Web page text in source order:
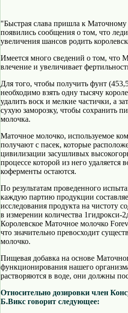
"Быстрая слава пришла к Маточному
появились сообщения о том, что
увеличения шансов родить
Имеется много сведений о том, что
влечение и увеличивает
Для того, чтобы получить фунт
необходимо взять одну тысячу
удалить воск и мелкие частички, а
сухую заморозку, чтобы сохранить
молочка.
Маточное молочко, используемое
получают с пасек, которые
цивилизации засушливых
процессе которой из него
коферменты остаются.
По результатам проведенного
каждую партию продукции
исследования продукта на чистоту
в измерении количества
Королевское Маточное молочко
что значительно превосходит
молочко.
Пищевая добавка на основе
функционирования нашего
растворяются в воде, они должны
Относительно дозировки член
Б.Викс говорит следующее: